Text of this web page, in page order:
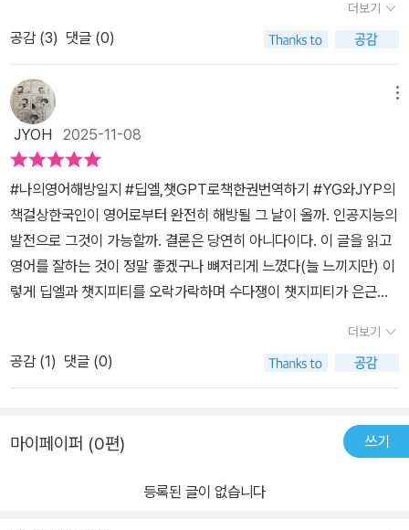
더보기
공감 (3) 댓글 (0)
JYOH 2025-11-08
#나의영어해방일지 #딥엘,챗GPT로책한권번역하기 #YG와JYP의
책걸상한국인이 영어로부터 완전히 해방될 그 날이 올까. 인공지능의
발전으로 그것이 가능할까. 결론은 당연히 아니다이다. 이 글을 읽고
영어를 잘하는 것이 정말 좋겠구나 뼈저리게 느꼈다(늘 느끼지만) 이
렇게 딥엘과 챗지피티를 오락가락하며 수다쟁이 챗지피티가 은근슬
쓰기는 퇴고가 중요하긴 하지만 두 인공지능을 오가며 그가 보여준
그의 영어번역 사투는 대단하다는 말로는 심히 부족해보인다. 이걸
그냥 일필휘지로 쓸 수 있는 바이링구얼은 얼마나 좋을까 하는 생각
수준있는 번역가들은 인공지능의 활용으로 생산성이 올라 번역계를
이런 일도 있구나!) 고도의 수준을 갖춘 번역가의 위상은 더 높아진다
더보기
공감 (1) 댓글 (0)
마이페이퍼 (0편) 쓰기
등록된 글이 없습니다